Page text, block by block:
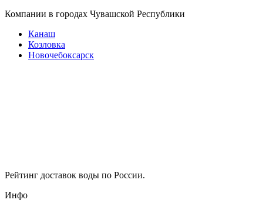
Компании в городах Чувашской Республики
Канаш
Козловка
Новочебоксарск
Рейтинг доставок воды по России.
Инфо